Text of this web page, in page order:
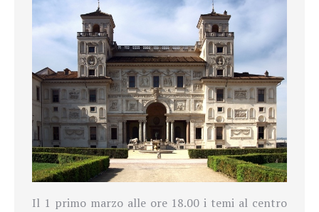
Il 1 primo marzo alle ore 18.00 i temi al centro